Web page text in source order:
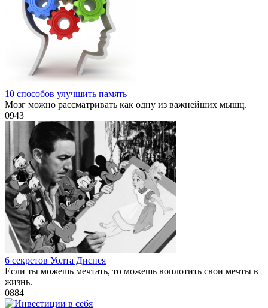
10 способов улучшить память
Мозг можно рассматривать как одну из важнейших мышц.
0943
6 секретов Уолта Диснея
Если ты можешь мечтать, то можешь воплотить свои мечты в
жизнь.
0884